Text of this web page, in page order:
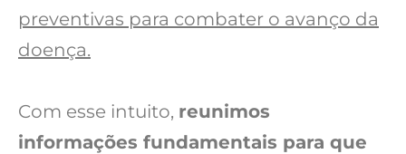
preventivas para combater o avanço da
doença.
Com esse intuito, reunimos
informações fundamentais para que